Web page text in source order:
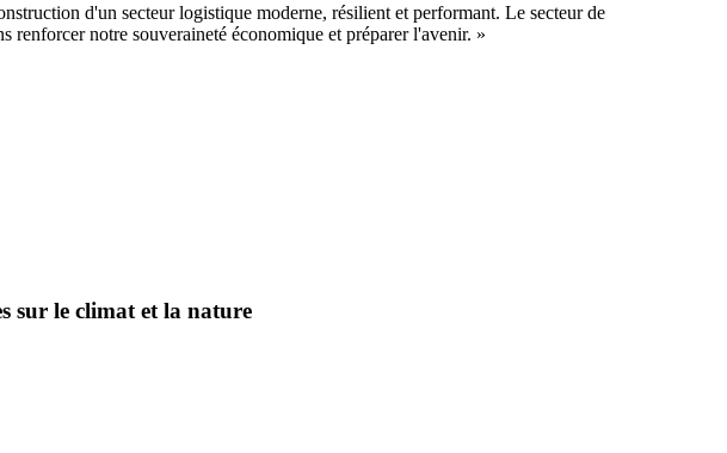
d'un secteur logistique moderne, résilient et performant. Le secteur de
notre souveraineté économique et préparer l'avenir. »
sur le climat et la nature